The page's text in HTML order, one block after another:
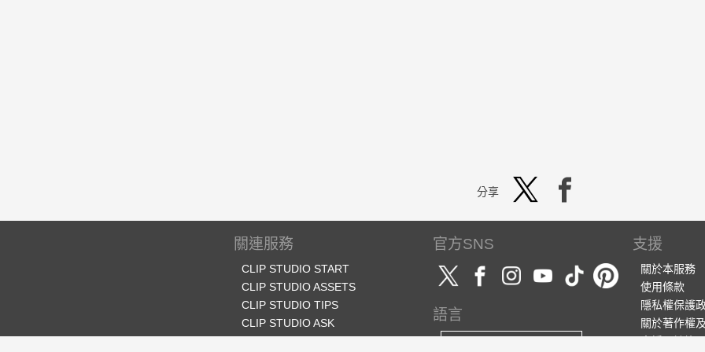
分享
關連服務
CLIP STUDIO START
CLIP STUDIO ASSETS
CLIP STUDIO TIPS
CLIP STUDIO ASK
官方SNS
語言
支援
關於本服務
使用條款
隱私權保護
關於著作權